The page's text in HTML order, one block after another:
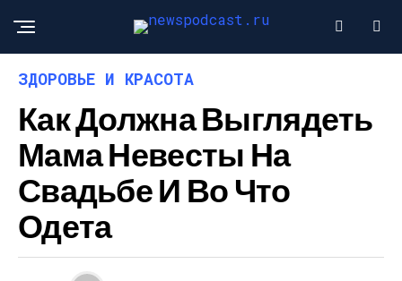
ЗДОРОВЬЕ И КРАСОТА
Как Должна Выглядеть
Мама Невесты На
Свадьбе И Во Что
Одета